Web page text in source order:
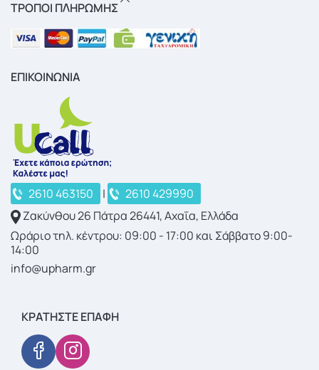
ΤΡΟΠΟΙ ΠΛΗΡΩΜΗΣ
ΕΠΙΚΟΙΝΩΝΙΑ
2610 463150 |
2610 429990
Ζακύνθου 26 Πάτρα 26441, Αχαΐα, Ελλάδα
Ωράριο τηλ. κέντρου: 09:00 - 17:00 και Σάββατο 9:00-
14:00
info@upharm.gr
ΚΡΑΤΉΣΤΕ ΕΠΑΦΉ